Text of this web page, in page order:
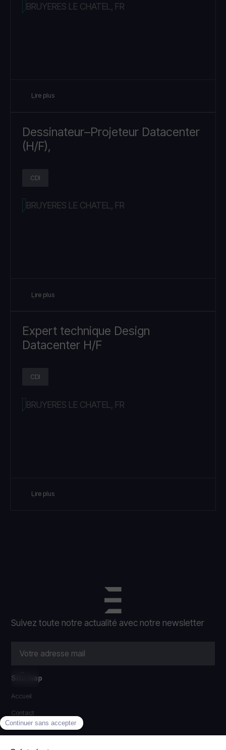
BRUYERES LE CHATEL, FR
Lire plus
Dessinateur–Projeteur Datacenter
(H/F),
CDI
BRUYERES LE CHATEL, FR
Lire plus
Expert technique Design
Datacenter H/F
CDI
BRUYERES LE CHATEL, FR
Lire plus
Suivez toute notre actualité avec notre newsletter
Site map
Accueil
Contact
Contact